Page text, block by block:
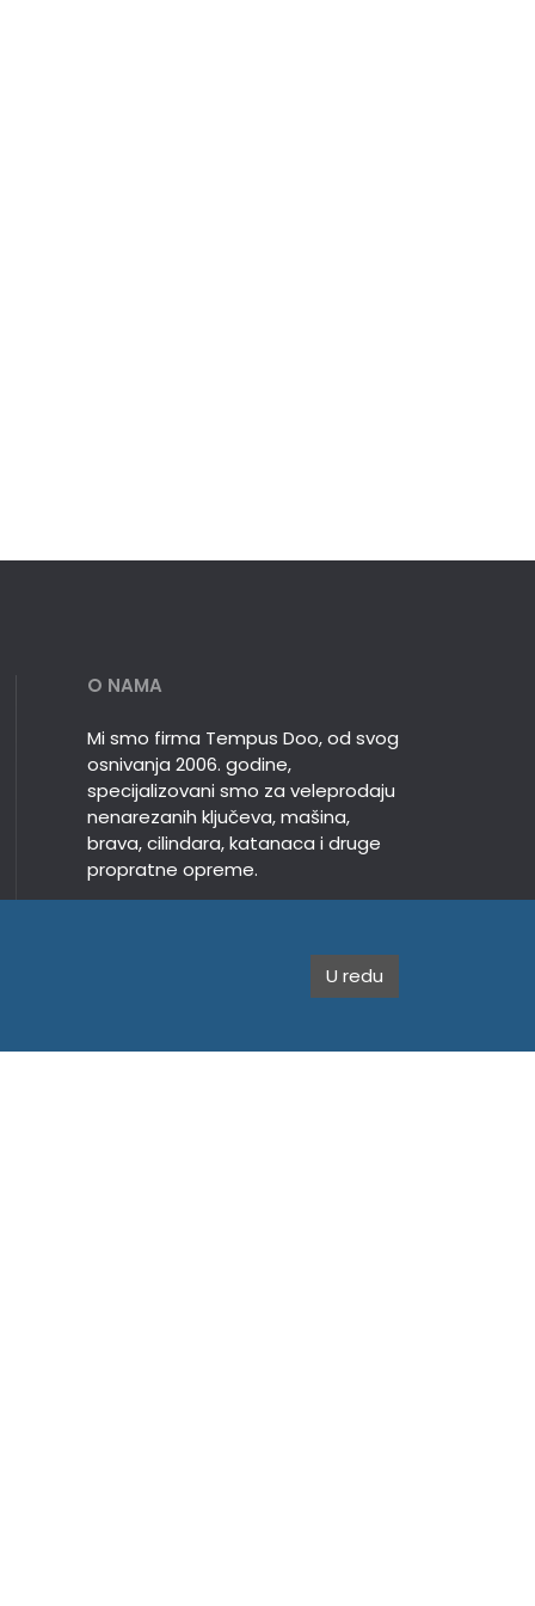
O NAMA
Mi smo firma Tempus Doo, od svog
osnivanja 2006. godine,
specijalizovani smo za veleprodaju
nenarezanih ključeva, mašina,
brava, cilindara, katanaca i druge
propratne opreme.
U redu